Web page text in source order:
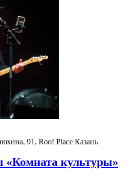
91, Roof Place Казань
«Комната культуры»